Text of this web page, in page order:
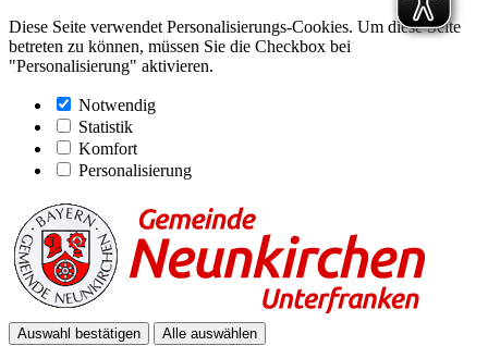
Diese Seite verwendet Personalisierungs-Cookies. Um diese Seite
betreten zu können, müssen Sie die Checkbox bei
"Personalisierung" aktivieren.
Notwendig
Statistik
Komfort
Personalisierung
Auswahl bestätigen Alle auswählen